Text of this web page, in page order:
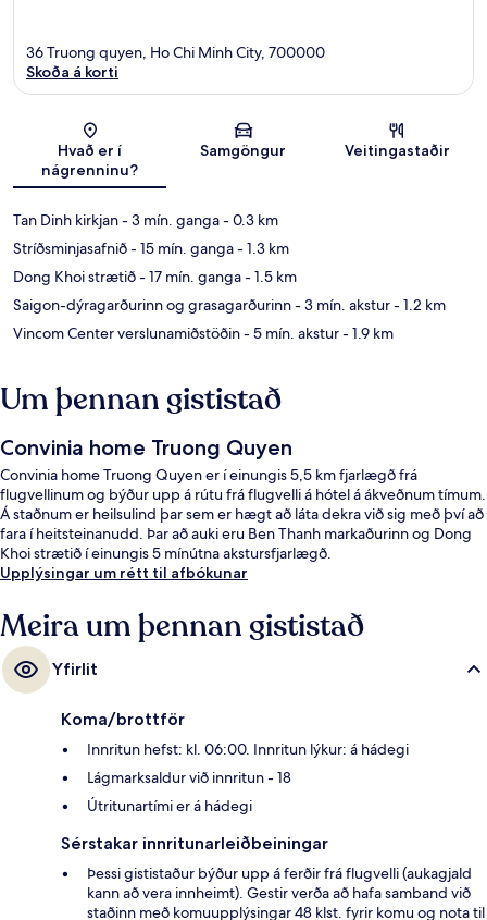
Kort
36 Truong quyen, Ho Chi Minh City, 700000
Skoða á korti
Hvað er í
nágrenninu?
Samgöngur Veitingastaðir
Tan Dinh kirkjan- 3 mín. ganga- 0.3 km
Stríðsminjasafnið- 15 mín. ganga- 1.3 km
Dong Khoi strætið- 17 mín. ganga- 1.5 km
Saigon-dýragarðurinn og grasagarðurinn- 3 mín. akstur- 1.2 km
Vincom Center verslunamiðstöðin- 5 mín. akstur- 1.9 km
Um þennan gististað
Convinia home Truong Quyen
Convinia home Truong Quyen er í einungis 5,5 km fjarlægð frá
flugvellinum og býður upp á rútu frá flugvelli á hótel á ákveðnum tímum.
Á staðnum er heilsulind þar sem er hægt að láta dekra við sig með því að
fara í heitsteinanudd. Þar að auki eru Ben Thanh markaðurinn og Dong
Khoi strætið í einungis 5 mínútna akstursfjarlægð.
Upplýsingar um rétt til afbókunar
Meira um þennan gististað
Yfirlit
Koma/brottför
Innritun hefst: kl. 06:00. Innritun lýkur: á hádegi
Lágmarksaldur við innritun - 18
Útritunartími er á hádegi
Sérstakar innritunarleiðbeiningar
Þessi gististaður býður upp á ferðir frá flugvelli (aukagjald
kann að vera innheimt). Gestir verða að hafa samband við
staðinn með komuupplýsingar 48 klst. fyrir komu og nota til